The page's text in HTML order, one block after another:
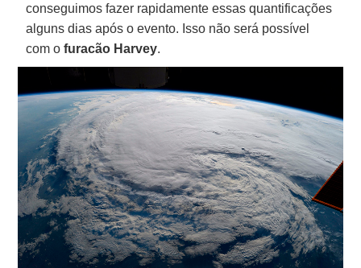
conseguimos fazer rapidamente essas quantificações
alguns dias após o evento. Isso não será possível
com ofuracão Harvey.